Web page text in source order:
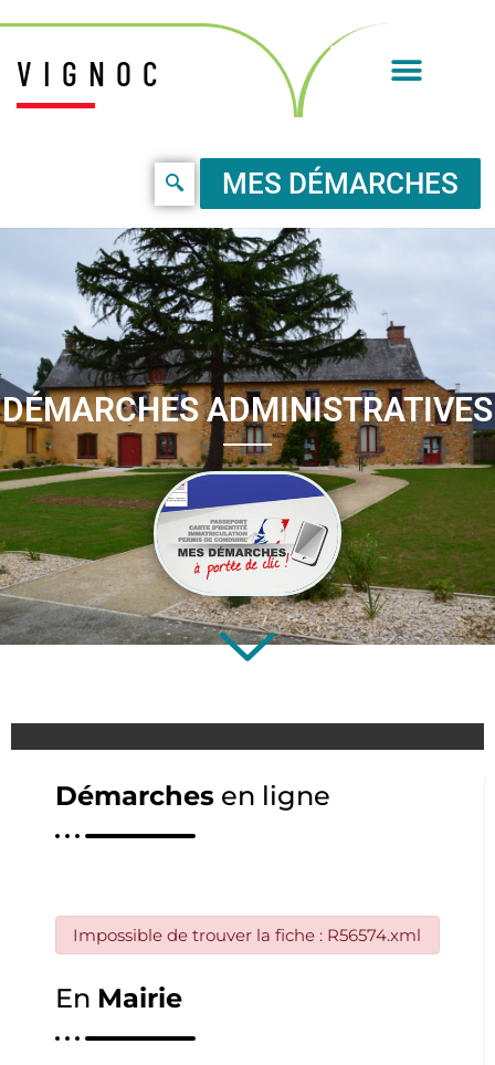
VIGNOC
MES DÉMARCHES
DÉMARCHES ADMINISTRATIVES
Démarches en ligne
Impossible de trouver la fiche : R56574.xml
En Mairie